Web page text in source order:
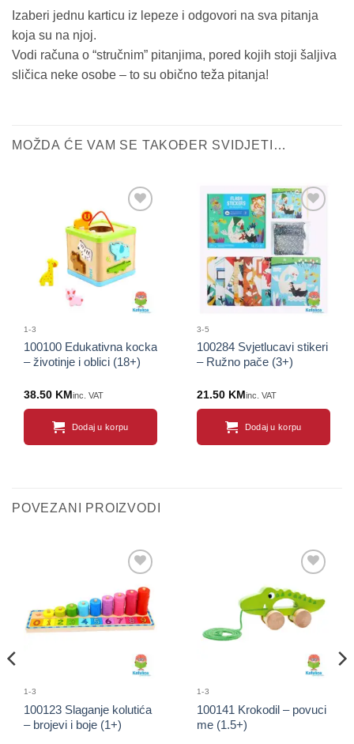
Izaberi jednu karticu iz lepeze i odgovori na sva pitanja
koja su na njoj.
Vodi računa o “stručnim” pitanjima, pored kojih stoji šaljiva
sličica neke osobe – to su obično teža pitanja!
MOŽDA ĆE VAM SE TAKOĐER SVIDJETI…
Sačuvaj
proizvod
1-3
100100 Edukativna kocka
– životinje i oblici (18+)
38.50 KM inc. VAT
Dodaj u korpu
Sačuvaj
proizvod
3-5
100284 Svjetlucavi stikeri
– Ružno pače (3+)
21.50 KM inc. VAT
Dodaj u korpu
POVEZANI PROIZVODI
Sačuvaj
proizvod
1-3
100123 Slaganje kolutića
– brojevi i boje (1+)
proizvod
1-3
100141 Krokodil – povuci
me (1.5+)